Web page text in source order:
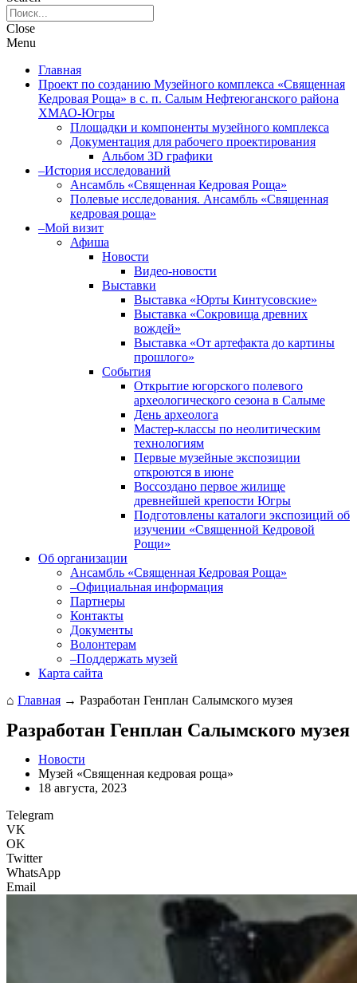
Close
Menu
Главная
Проект по созданию Музейного комплекса «Священная
Кедровая Роща» в с. п. Салым Нефтеюганского района
ХМАО-Югры
Площадки и компоненты музейного комплекса
Документация для рабочего проектирования
Альбом 3D графики
–История исследований
Ансамбль «Священная Кедровая Роща»
Полевые исследования. Ансамбль «Священная
кедровая роща»
–Мой визит
Афиша
Новости
Видео-новости
Выставки
Выставка «Юрты Кинтусовские»
Выставка «Сокровища древних
вождей»
Выставка «От артефакта до картины
прошлого»
События
Открытие югорского полевого
археологи­ческого сезона в Салыме
День археолога
Мастер-классы по неолитическим
технологиям
Первые музейные экспозиции
откроются в июне
Воссоздано первое жилище
древнейшей крепости Югры
Подготовлены каталоги экспозиций об
изучении «Священной Кедровой
Рощи»
Об организации
Ансамбль «Священная Кедровая Роща»
–Официальная информация
Партнеры
Контакты
Документы
Волонтерам
–Поддержать музей
Карта сайта
⌂ Главная → Разработан Генплан Салымского музея
Разработан Генплан Салымского музея
Новости
Музей «Священная кедровая роща»
18 августа, 2023
Telegram
VK
OK
Twitter
WhatsApp
Email